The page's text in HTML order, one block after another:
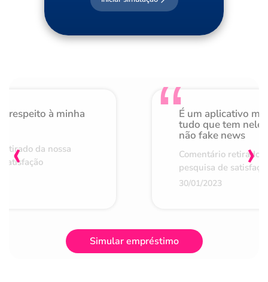
respeito à minha
da nossa
É um aplicativo
tudo que tem nele
não fake news
Comentário retirado
pesquisa de
30/01/2023
‹ ›
Simular empréstimo